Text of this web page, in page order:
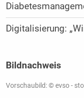
Digitalisierung:
Bildnachweis
Vorschaubild: © evso -